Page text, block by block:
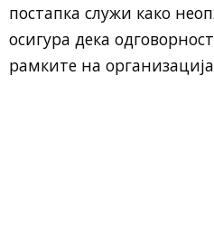
постапка служи како
осигура дека
рамките на